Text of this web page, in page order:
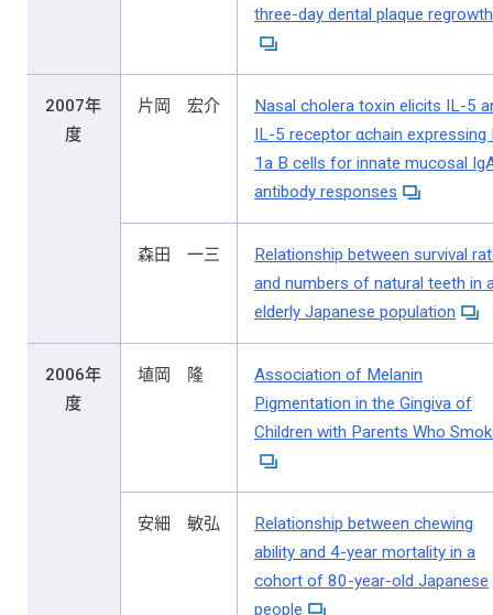
three-day dental plaque regrowth
2007年
度
片岡 宏介
Nasal cholera toxin elicits IL-5
IL-5 receptor αchain expressing
1a B cells for innate mucosal
antibody responses
森田 一三
Relationship between survival
and numbers of natural teeth in
elderly Japanese population
2006年
度
埴岡 隆
Association of Melanin
Pigmentation in the Gingiva of
Children with Parents Who
安細 敏弘
Relationship between chewing
ability and 4-year mortality in a
cohort of 80-year-old Japanese
people